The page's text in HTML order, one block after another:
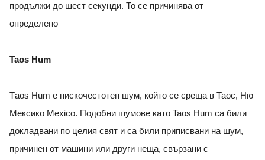
продължи до шест секунди. То се причинява от
определено
Taos Hum
Тaos Hum е нискочестотен шум, който се среща в Таос, Ню
Мексико Mexico. Подобни шумове като Taos Hum са били
докладвани по целия свят и са били приписвани на шум,
причинен от машини или други неща, свързани с